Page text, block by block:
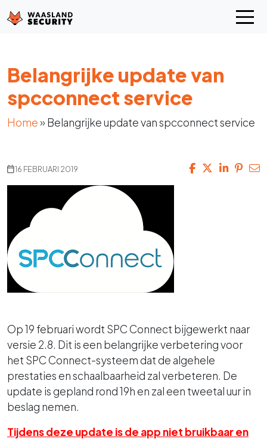
Belangrijke update van
spcconnect service
Home»Belangrijke update van spcconnect service
16 FEBRUARI 2019
Op 19 februari wordt SPC Connect bijgewerkt naar
versie 2.8. Dit is een belangrijke verbetering voor
het SPC Connect-systeem dat de algehele
prestaties en schaalbaarheid zal verbeteren. De
update is gepland rond 19h en zal een tweetal uur in
beslag nemen.
Tijdens deze update is de app niet bruikbaar en